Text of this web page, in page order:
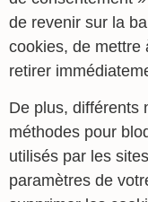
de revenir sur la
cookies, de mettre
retirer
De plus, différents
méthodes pour
utilisés par les
paramètres de